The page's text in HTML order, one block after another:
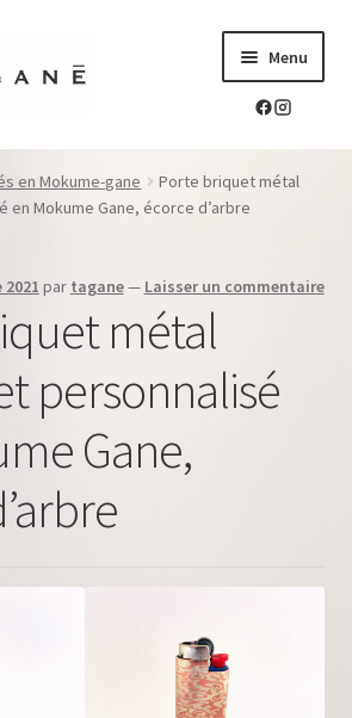
Menu
gane
enfant
le
en Mokume-gane
Porte briquet métal
en Mokume Gane, écorce d’arbre
2021 par tagane— Laisser un commentaire
métal
personnalisé
Gane,